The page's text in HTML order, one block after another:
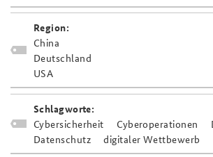
Region:
China
Deutschland
USA
Schlagworte:
Cybersicherheit
Cyberoperationen
Datenschutz
digitaler Wettbewerb